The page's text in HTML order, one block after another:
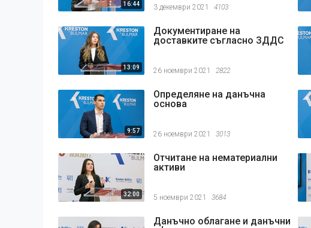
16:44 3 декември 2021 4103
13:09
Документиране на
доставките съгласно ЗДДС
26 ноември 2021 2822
9:57
Определяне на данъчна
основа
26 ноември 2021 3013
32:00
Отчитане на нематериални
активи
5 ноември 2021 3684
Данъчно облагане и данъчни